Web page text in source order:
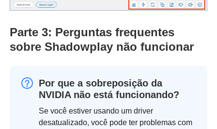
Parte 3: Perguntas frequentes
sobre Shadowplay não funcionar
Por que a sobreposição da
NVIDIA não está funcionando?
Se você estiver usando um driver
desatualizado, você pode ter problemas com